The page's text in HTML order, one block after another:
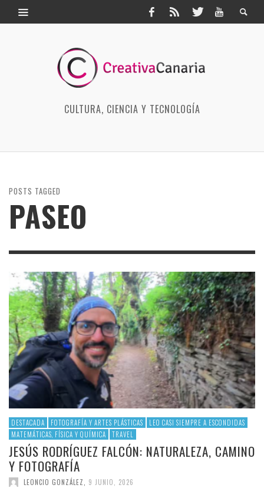
CULTURA, CIENCIA Y TECNOLOGÍA
POSTS TAGGED
PASEO
DESTACADA FOTOGRAFÍA Y ARTES PLÁSTICAS
LEO CASI SIEMPRE A ESCONDIDAS
MATEMÁTICAS, FÍSICA Y QUÍMICA
TRAVEL
JESÚS RODRÍGUEZ FALCÓN: NATURALEZA, CAMINO
Y FOTOGRAFÍA
LEONCIO GONZÁLEZ 9 JUNIO, 2026